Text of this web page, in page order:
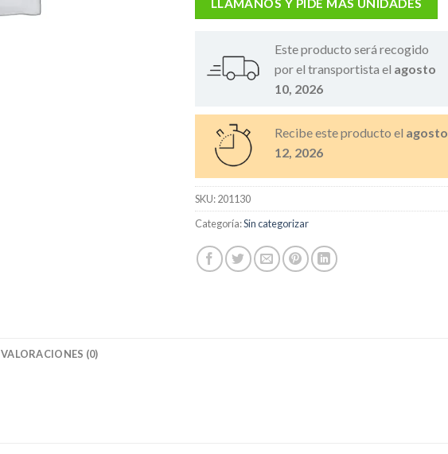
Este producto será recogido
por el transportista el agosto
10, 2026
Recibe este producto el agosto
12, 2026
SKU:201130
Categoría:Sin categorizar
VALORACIONES (0)